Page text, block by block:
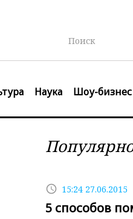
Наука Шоу-бизнес
access_time 15:24 27.06.2015
5 способов